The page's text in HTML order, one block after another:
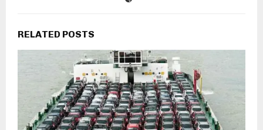
RELATED POSTS